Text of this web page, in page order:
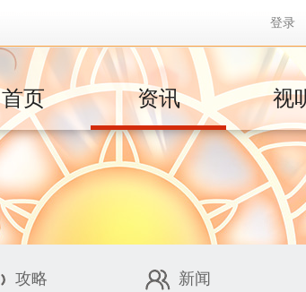
登录
首页 资讯 视
攻略 新闻